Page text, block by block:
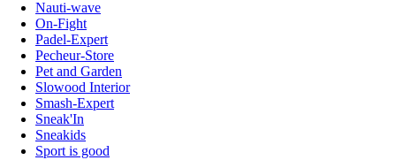
Nauti-wave
On-Fight
Padel-Expert
Pecheur-Store
Pet and Garden
Slowood Interior
Smash-Expert
Sneak'In
Sneakids
Sport is good